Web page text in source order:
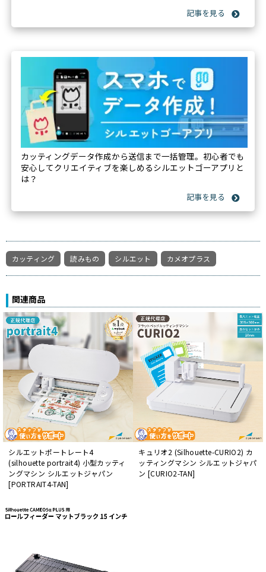
カッティングデータ作成から送信まで一括管理。初心者でも
安心してクリエイティブを楽しめるシルエットゴーアプリと
は？
カッティング 読みもの シルエット カメオプラス
関連商品
シルエットポートレート4
(silhouette portrait4) 小型カッティ
ングマシン シルエットジャパン
[PORTRAIT4-TAN]
キュリオ2 (Silhouette-CURIO2) カ
ッティングマシン シルエットジャパ
ン [CURIO2-TAN]